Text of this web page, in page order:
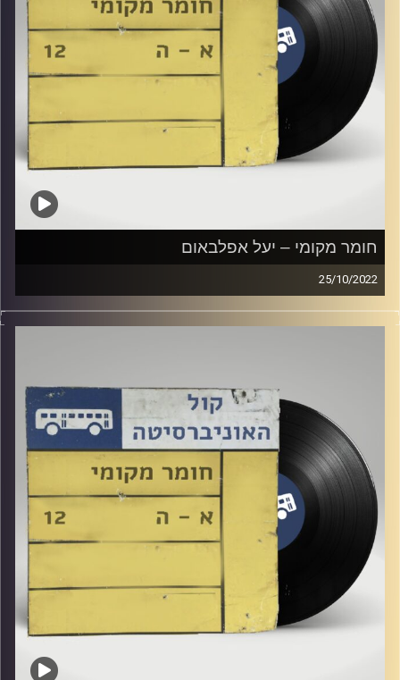
חומר מקומי – יעל אפלבאום
25/10/2022
שעה של מוזיקה ישראלית עם יעל אפלבאום